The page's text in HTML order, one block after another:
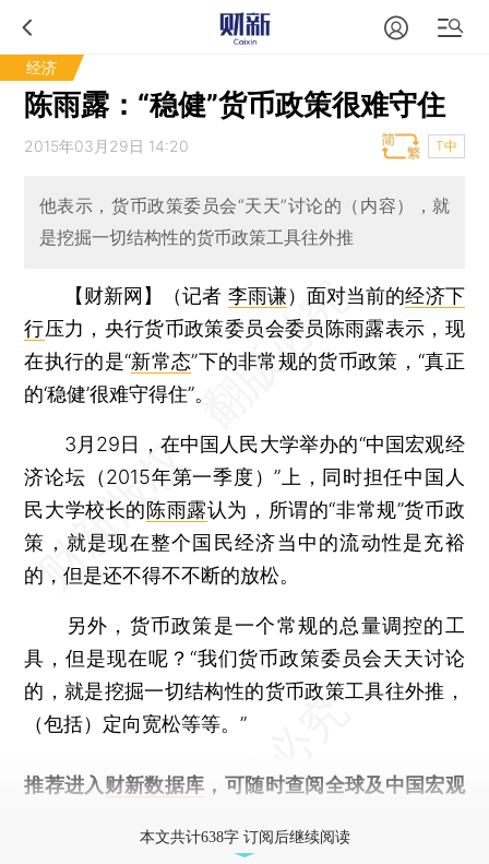
经济
陈雨露：“稳健”货币政策很难守住
2015年03月29日 14:20 T中
他表示，货币政策委员会“天天”讨论的（内容），就
是挖掘一切结构性的货币政策工具往外推
【财新网】（记者 李雨谦） 面对当前的经济下
行压力，央行货币政策委员会委员陈雨露表示，现
在执行的是“新常态”下的非常规的货币政策，“真正
的‘稳健’很难守得住”。
3月29日，在中国人民大学举办的“中国宏观经
济论坛（2015年第一季度）”上，同时担任中国人
民大学校长的陈雨露认为，所谓的“非常规”货币政
策，就是现在整个国民经济当中的流动性是充裕
的，但是还不得不不断的放松。
另外，货币政策是一个常规的总量调控的工
具，但是现在呢？“我们货币政策委员会天天讨论
的，就是挖掘一切结构性的货币政策工具往外推，
（包括）定向宽松等等。”
推荐进入 财新数据库 ，可随时查阅全球及中国宏观
本文共计638字 订阅后继续阅读